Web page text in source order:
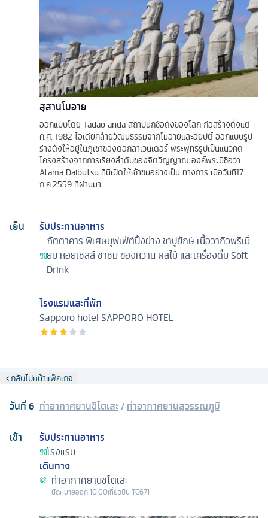
สุสานโมอาย
ออกแบบโดย Tadao anda สถาปนิกชื่อดังของโลก ก่อสร้างตั้งแต่
ค.ศ. 1982 ไอเดียคล้ายวัฒนธรรมจากโมอายและอียิปต์ ออกแบบรูป
ร่างตั้งให้อยู่ในภูเขาของดอกลาเวนเดอร์ พระพุทธรูปเป็นแนวคิด
โครงสร้างจากการเรียงลำดับของจิตวิญญาณ องค์พระมีชื่อว่า
Atama Daibutsu ที่นี่เปิดให้เข้าชมอย่างเป็น ทางการ เมื่อวันที่17
ก.ค.2559 ที่ผ่านมา
เย็น
รับประทานอาหาร
ภัตตาคาร พิเศษบุฟเฟ่ต์ปิ้งย่าง ขาปูยักษ์ เนื้อวากิวพรีเมี่
ยม หอยเชลล์ ชาชิมิ ของหวาน ผลไม้ และเครื่องดื่ม Soft
Drink
โรงแรมและที่พัก
Sapporo hotelSAPPORO HOTEL
กลับไปหน้าแพ็คเกจ
วันที่6 ท่าอากาศยานชิโตเสะ/ท่าอากาศยานสุวรรณภูมิ
เช้า
รับประทานอาหาร
โรงแรม
เดินทาง
ท่าอากาศยานชิโตเสะ
นัดหมายออก10.00เที่ยวบิน TG671